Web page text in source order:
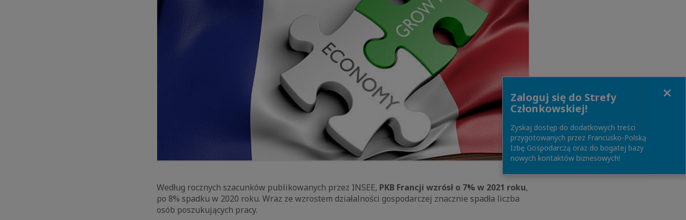
Według rocznych szacunków publikowanych przez INSEE, PKB Francji wzrósł o 7% w 2021 roku,
po 8% spadku w 2020 roku. Wraz ze wzrostem działalności gospodarczej znacznie spadła liczba
osób poszukujących pracy.
Zaloguj się do Strefy
Członkowskiej!
Zyskaj dostęp do dodatkowych treści
przygotowanych przez Francusko-Polską
Izbę Gospodarczą oraz do bogatej bazy
nowych kontaktów biznesowych!